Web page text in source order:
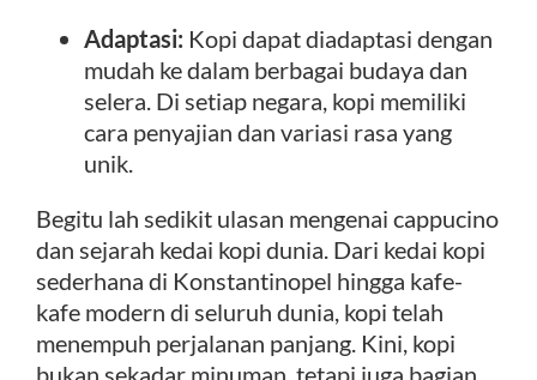
Adaptasi: Kopi dapat diadaptasi dengan
mudah ke dalam berbagai budaya dan
selera. Di setiap negara, kopi memiliki
cara penyajian dan variasi rasa yang
unik.
Begitu lah sedikit ulasan mengenai cappucino
dan sejarah kedai kopi dunia. Dari kedai kopi
sederhana di Konstantinopel hingga kafe-
kafe modern di seluruh dunia, kopi telah
menempuh perjalanan panjang. Kini, kopi
bukan sekadar minuman, tetapi juga bagian